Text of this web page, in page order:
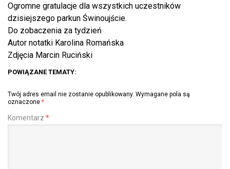
Ogromne gratulacje dla wszystkich uczestników
dzisiejszego parkun Świnoujście.
Do zobaczenia za tydzień
Autor notatki Karolina Romańska
Zdjęcia Marcin Ruciński
POWIĄZANE TEMATY:
Twój adres email nie zostanie opublikowany. Wymagane pola są
oznaczone *
Komentarz *